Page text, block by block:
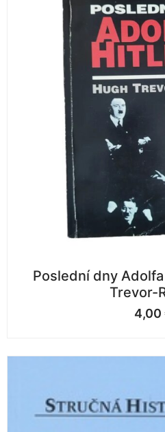
Poslední dny
Trevor-
4,00